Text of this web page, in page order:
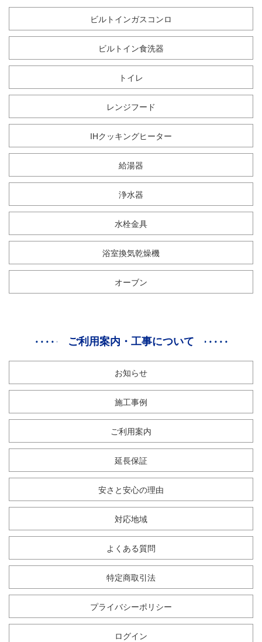
ビルトインガスコンロ
ビルトイン食洗器
トイレ
レンジフード
IHクッキングヒーター
給湯器
浄水器
水栓金具
浴室換気乾燥機
オーブン
ご利用案内・工事について
お知らせ
施工事例
ご利用案内
延長保証
安さと安心の理由
対応地域
よくある質問
特定商取引法
プライバシーポリシー
ログイン